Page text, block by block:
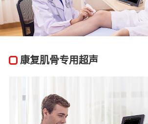
康复肌骨专用超声